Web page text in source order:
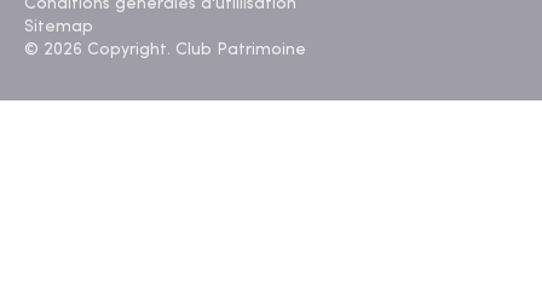
Conditions générales d'utillisation
Sitemap
© 2026 Copyright. Club Patrimoine